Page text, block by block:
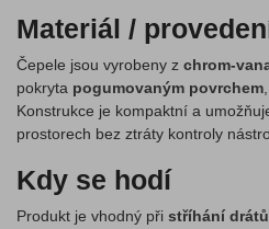
Materiál /
Čepele jsou vyrobeny z chrom-
pokryta pogumovaným povrchem
Konstrukce je kompaktní a
prostorech bez ztráty kontroly
Kdy se hodí
Produkt je vhodný při stříhání drátů